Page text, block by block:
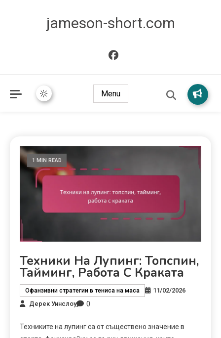
jameson-short.com
Menu
1 MIN READ
Техники На Лупинг: Топспин,
Тайминг, Работа С Краката
Офанзивни стратегии в тениса на маса
11/02/2026
Дерек Уинслоу
0
Техниките на лупинг са от съществено значение в